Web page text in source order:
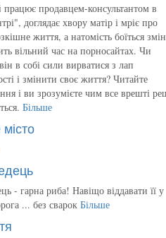
працює продавцем-консультантом в
доглядає хвору матір і мріє про
життя, а натомість боїться змін
вільний час на порносайтах. Чи
в собі сили вирватися з лап
і змінити своє життя? Читайте
і ви зрозумієте чим все врешті
Більше
- гарна риба! Навіщо віддавати її у
... без сварок Більше